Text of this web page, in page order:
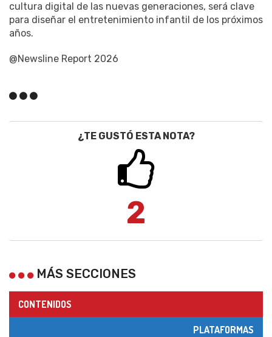
cultura digital de las nuevas generaciones, será clave
para diseñar el entretenimiento infantil de los próximos
años.
@Newsline Report 2026
¿TE GUSTÓ ESTA NOTA?
2
MÁS SECCIONES
CONTENIDOS
PLATAFORMAS